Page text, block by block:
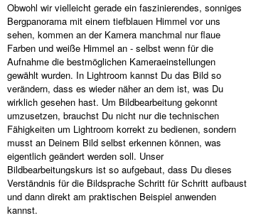
Obwohl wir vielleicht gerade ein faszinierendes, sonniges
Bergpanorama mit einem tiefblauen Himmel vor uns
sehen, kommen an der Kamera manchmal nur flaue
Farben und weiße Himmel an - selbst wenn für die
Aufnahme die bestmöglichen Kameraeinstellungen
gewählt wurden. In Lightroom kannst Du das Bild so
verändern, dass es wieder näher an dem ist, was Du
wirklich gesehen hast. Um Bildbearbeitung gekonnt
umzusetzen, brauchst Du nicht nur die technischen
Fähigkeiten um Lightroom korrekt zu bedienen, sondern
musst an Deinem Bild selbst erkennen können, was
eigentlich geändert werden soll. Unser
Bildbearbeitungskurs ist so aufgebaut, dass Du dieses
Verständnis für die Bildsprache Schritt für Schritt aufbaust
und dann direkt am praktischen Beispiel anwenden
kannst.